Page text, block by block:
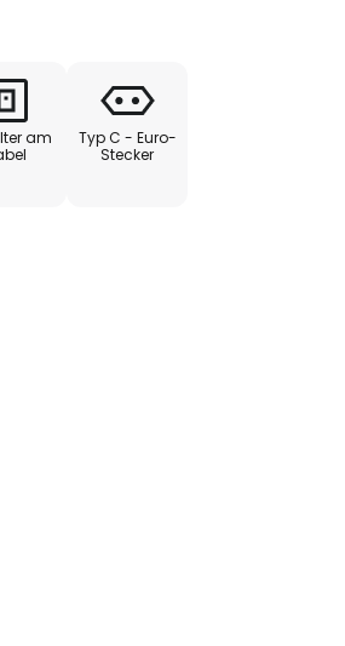
am
Typ C - Euro-
Stecker